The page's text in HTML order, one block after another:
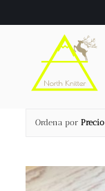
al
Ordena por Precio